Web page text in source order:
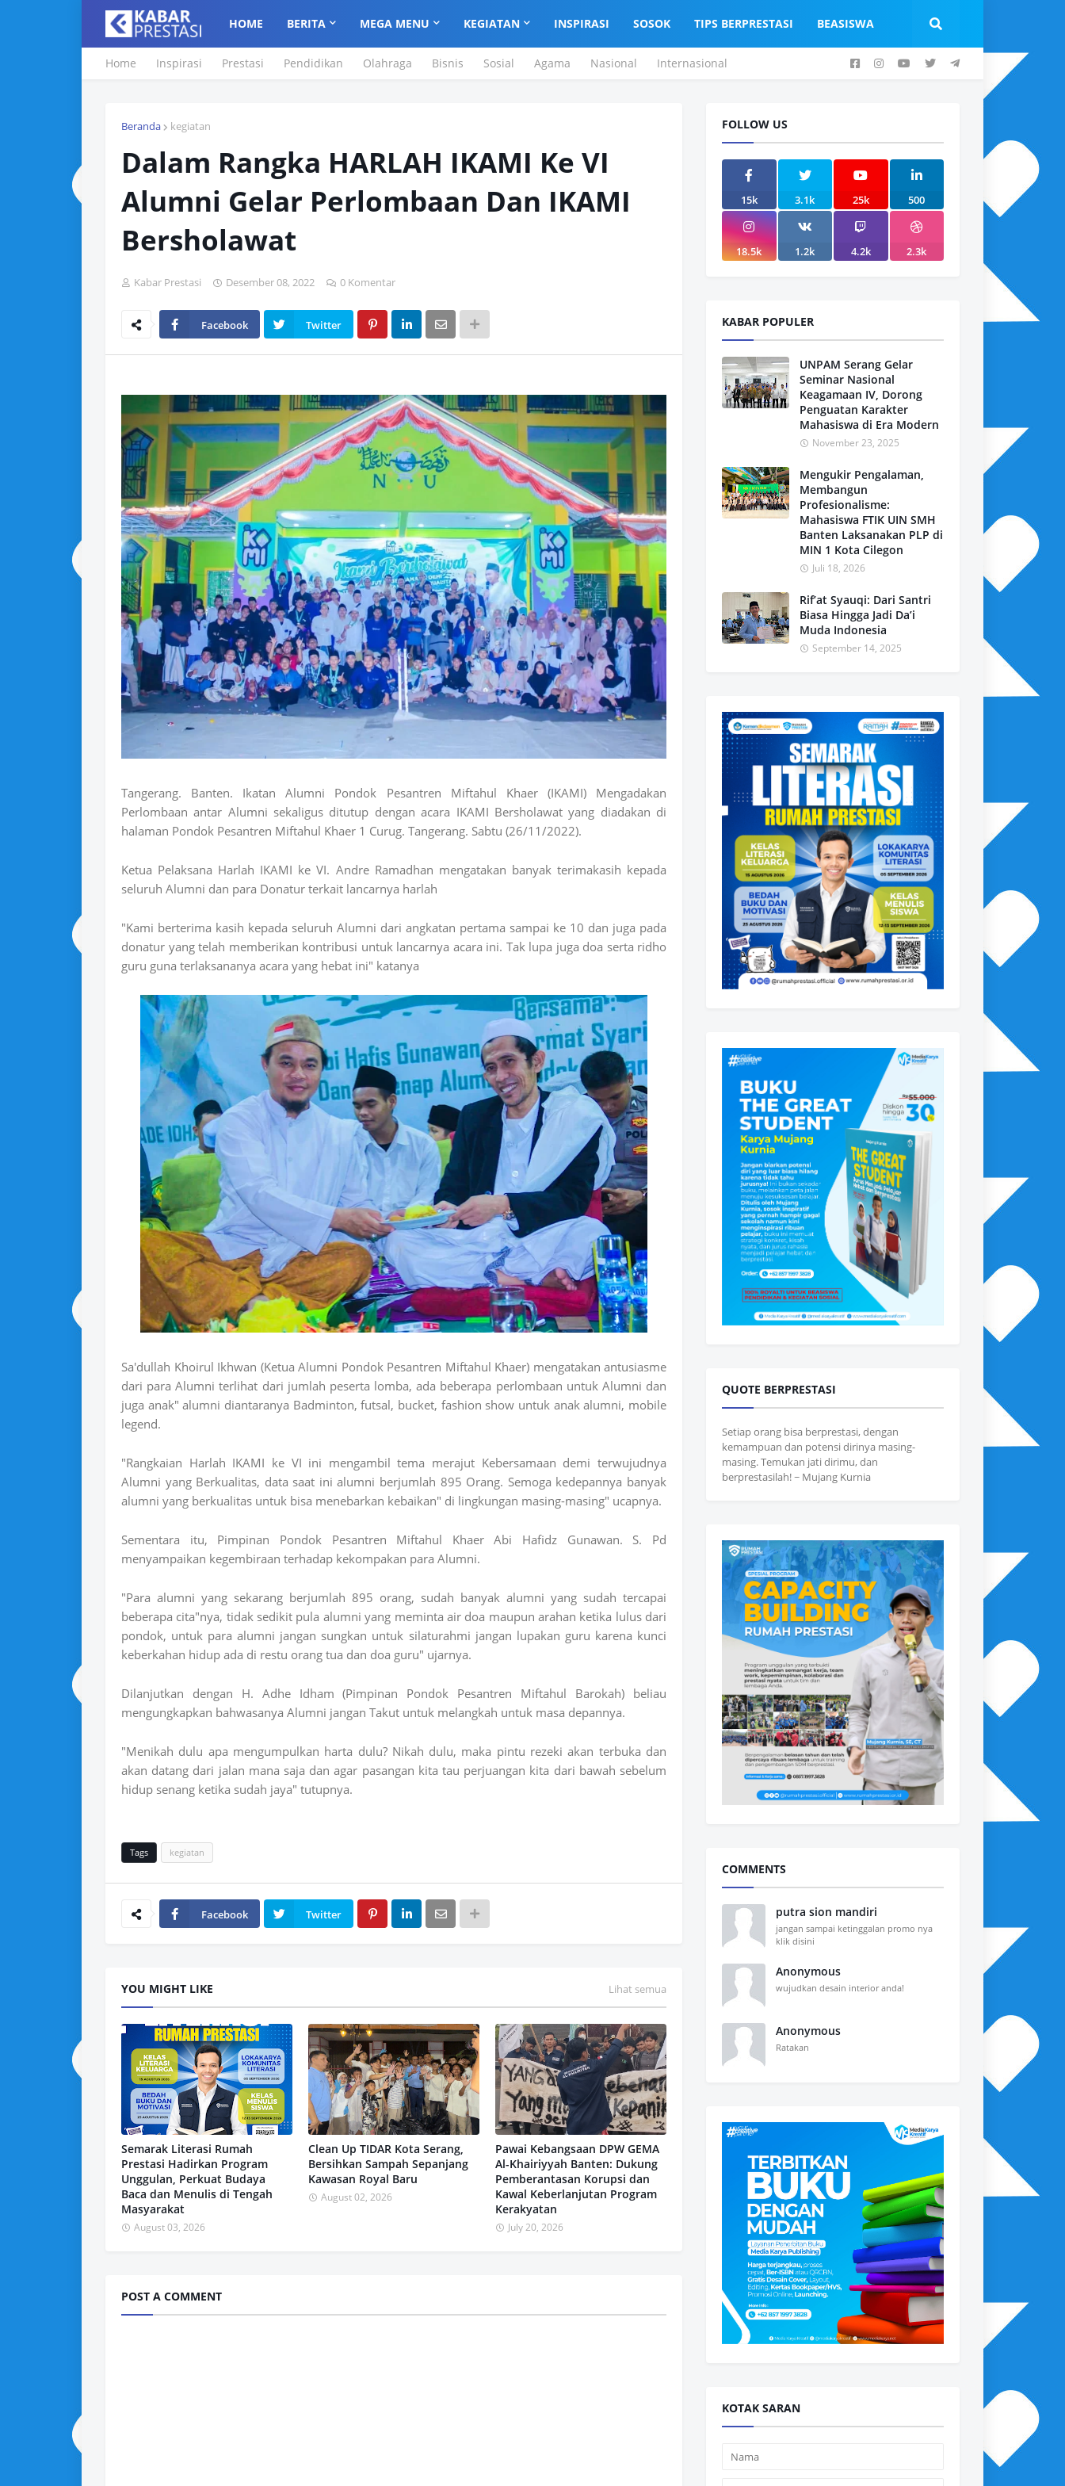
HOME BERITA MEGA MENU KEGIATAN INSPIRASI SOSOK TIPS BERPRESTASI BEASISWA
Home Inspirasi Prestasi Pendidikan Olahraga Bisnis Sosial Agama Nasional Internasional
Beranda kegiatan
Dalam Rangka HARLAH IKAMI Ke VI
Alumni Gelar Perlombaan Dan IKAMI
Bersholawat
Kabar Prestasi Desember 08, 2022 0 Komentar
Facebook Twitter
Tangerang. Banten. Ikatan Alumni Pondok Pesantren Miftahul Khaer (IKAMI) Mengadakan
Perlombaan antar Alumni sekaligus ditutup dengan acara IKAMI Bersholawat yang diadakan di
halaman Pondok Pesantren Miftahul Khaer 1 Curug. Tangerang. Sabtu (26/11/2022).
Ketua Pelaksana Harlah IKAMI ke VI. Andre Ramadhan mengatakan banyak terimakasih kepada
seluruh Alumni dan para Donatur terkait lancarnya harlah
"Kami berterima kasih kepada seluruh Alumni dari angkatan pertama sampai ke 10 dan juga pada
donatur yang telah memberikan kontribusi untuk lancarnya acara ini. Tak lupa juga doa serta ridho
guru guna terlaksananya acara yang hebat ini" katanya
Sa'dullah Khoirul Ikhwan (Ketua Alumni Pondok Pesantren Miftahul Khaer) mengatakan antusiasme
dari para Alumni terlihat dari jumlah peserta lomba, ada beberapa perlombaan untuk Alumni dan
juga anak" alumni diantaranya Badminton, futsal, bucket, fashion show untuk anak alumni, mobile
legend.
"Rangkaian Harlah IKAMI ke VI ini mengambil tema merajut Kebersamaan demi terwujudnya
Alumni yang Berkualitas, data saat ini alumni berjumlah 895 Orang. Semoga kedepannya banyak
alumni yang berkualitas untuk bisa menebarkan kebaikan" di lingkungan masing-masing" ucapnya.
Sementara itu, Pimpinan Pondok Pesantren Miftahul Khaer Abi Hafidz Gunawan. S. Pd
menyampaikan kegembiraan terhadap kekompakan para Alumni.
"Para alumni yang sekarang berjumlah 895 orang, sudah banyak alumni yang sudah tercapai
beberapa cita"nya, tidak sedikit pula alumni yang meminta air doa maupun arahan ketika lulus dari
pondok, untuk para alumni jangan sungkan untuk silaturahmi jangan lupakan guru karena kunci
keberkahan hidup ada di restu orang tua dan doa guru" ujarnya.
Dilanjutkan dengan H. Adhe Idham (Pimpinan Pondok Pesantren Miftahul Barokah) beliau
mengungkapkan bahwasanya Alumni jangan Takut untuk melangkah untuk masa depannya.
"Menikah dulu apa mengumpulkan harta dulu? Nikah dulu, maka pintu rezeki akan terbuka dan
akan datang dari jalan mana saja dan agar pasangan kita tau perjuangan kita dari bawah sebelum
hidup senang ketika sudah jaya" tutupnya.
Tags kegiatan
Facebook Twitter
YOU MIGHT LIKE Lihat semua
Semarak Literasi Rumah
Prestasi Hadirkan Program
Unggulan, Perkuat Budaya
Baca dan Menulis di Tengah
Masyarakat
August 03, 2026
Clean Up TIDAR Kota Serang,
Bersihkan Sampah Sepanjang
Kawasan Royal Baru
August 02, 2026
Pawai Kebangsaan DPW GEMA
Al-Khairiyyah Banten: Dukung
Pemberantasan Korupsi dan
Kawal Keberlanjutan Program
Kerakyatan
July 20, 2026
POST A COMMENT
FOLLOW US
15k 3.1k 25k 500
18.5k 1.2k 4.2k 2.3k
KABAR POPULER
UNPAM Serang Gelar
Seminar Nasional
Keagamaan IV, Dorong
Penguatan Karakter
Mahasiswa di Era Modern
November 23, 2025
Mengukir Pengalaman,
Membangun
Profesionalisme:
Mahasiswa FTIK UIN SMH
Banten Laksanakan PLP di
MIN 1 Kota Cilegon
Juli 18, 2026
Rif’at Syauqi: Dari Santri
Biasa Hingga Jadi Da’i
Muda Indonesia
September 14, 2025
QUOTE BERPRESTASI
Setiap orang bisa berprestasi, dengan
kemampuan dan potensi dirinya masing-
masing. Temukan jati dirimu, dan
berprestasilah! ~ Mujang Kurnia
COMMENTS
putra sion mandiri
jangan sampai ketinggalan promo nya
klik disini
Anonymous
wujudkan desain interior anda!
Anonymous
Ratakan
KOTAK SARAN